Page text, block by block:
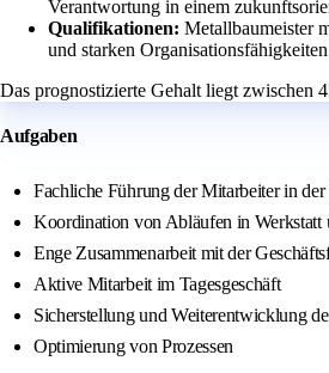
Verantwortung in einem
Qualifikationen: Metallbaumeister
und starken
Das prognostizierte Gehalt liegt zwischen
Aufgaben
Fachliche Führung der Mitarbeiter in der
Koordination von Abläufen in Werkstatt
Enge Zusammenarbeit mit der
Aktive Mitarbeit im Tagesgeschäft
Sicherstellung und Weiterentwicklung
Optimierung von Prozessen